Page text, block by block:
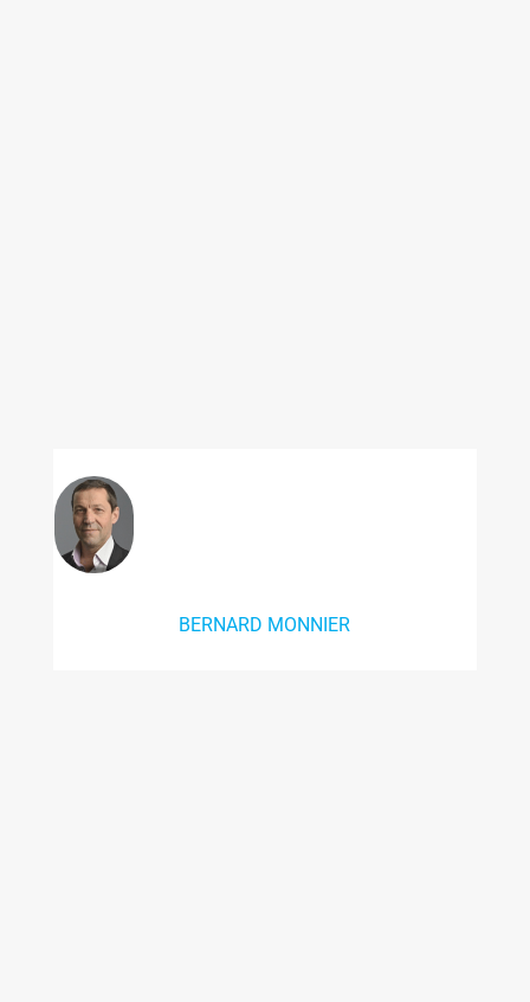
BERNARD MONNIER